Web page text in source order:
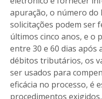
apuração, o número do
solicitações podem ser
últimos cinco anos, e o
entre 30 e 60 dias após
débitos tributários, os
ser usados para
eficácia no processo, é
procedimentos